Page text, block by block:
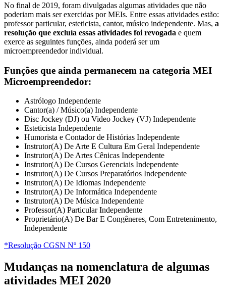
No final de 2019, foram divulgadas algumas atividades que não
poderiam mais ser exercidas por MEIs. Entre essas atividades estão:
professor particular, esteticista, cantor, músico independente. Mas, a
resolução que excluía essas atividades foi revogada e quem
exerce as seguintes funções, ainda poderá ser um
microempreendedor individual.
Funções que ainda permanecem na categoria MEI
Microempreendedor:
Astrólogo Independente
Cantor(a) / Músico(a) Independente
Disc Jockey (DJ) ou Video Jockey (VJ) Independente
Esteticista Independente
Humorista e Contador de Histórias Independente
Instrutor(A) De Arte E Cultura Em Geral Independente
Instrutor(A) De Artes Cênicas Independente
Instrutor(A) De Cursos Gerenciais Independente
Instrutor(A) De Cursos Preparatórios Independente
Instrutor(A) De Idiomas Independente
Instrutor(A) De Informática Independente
Instrutor(A) De Música Independente
Professor(A) Particular Independente
Proprietário(A) De Bar E Congêneres, Com Entretenimento,
Independente
*Resolução CGSN Nº 150
Mudanças na nomenclatura de algumas
atividades MEI 2020